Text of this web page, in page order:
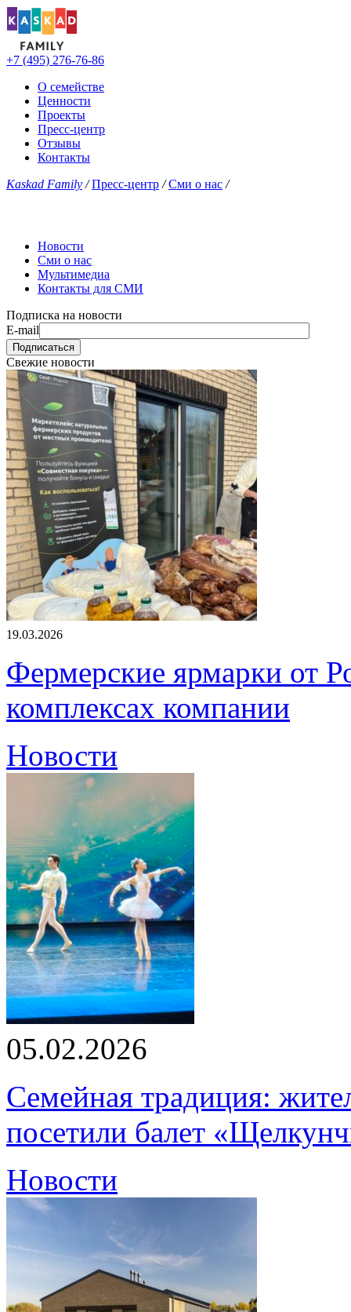
+7 (495) 276-76-86
О семействе
Ценности
Проекты
Пресс-центр
Отзывы
Контакты
Kaskad Family / Пресс-центр / Сми о нас /
Новости
Сми о нас
Мультимедиа
Контакты для СМИ
Подписка на новости
E-mail
Свежие новости
19.03.2026
Фермерские ярмарки от
комплексах компании
Новости
05.02.2026
Семейная традиция:
посетили балет
Новости